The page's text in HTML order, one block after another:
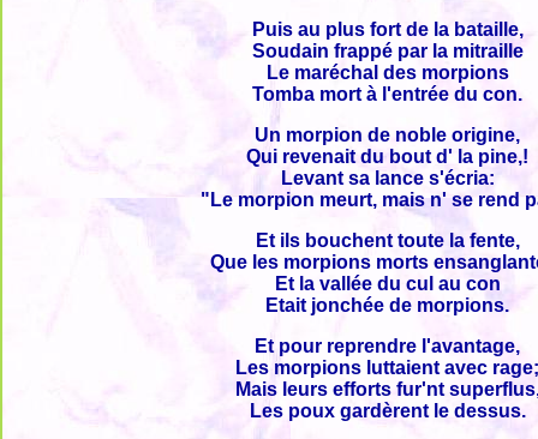
Puis au plus fort de la bataille,
Soudain frappé par la mitraille
Le maréchal des morpions
Tomba mort à l'entrée du con.
Un morpion de noble origine,
Qui revenait du bout d' la pine,!
Levant sa lance s'écria:
"Le morpion meurt, mais n' se rend
Et ils bouchent toute la fente,
Que les morpions morts
Et la vallée du cul au con
Etait jonchée de morpions.
Et pour reprendre l'avantage,
Les morpions luttaient avec
Mais leurs efforts fur'nt
Les poux gardèrent le dessus.